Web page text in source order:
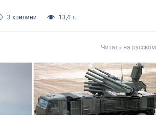
3 хвилини 13,4 т.
Читать на русском